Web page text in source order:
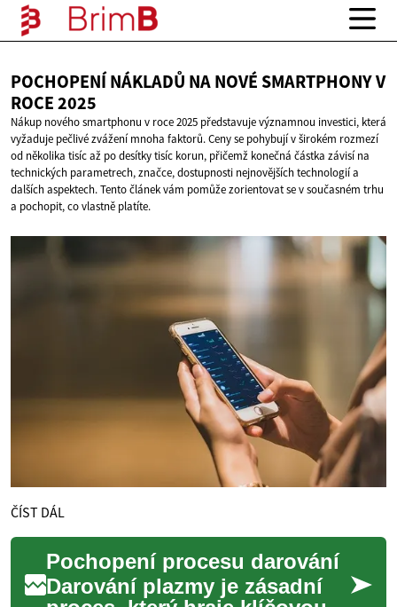
POCHOPENÍ NÁKLADŮ NA NOVÉ SMARTPHONY V
ROCE 2025
Nákup nového smartphonu v roce 2025 představuje významnou investici, která
vyžaduje pečlivé zvážení mnoha faktorů. Ceny se pohybují v širokém rozmezí
od několika tisíc až po desítky tisíc korun, přičemž konečná částka závisí na
technických parametrech, značce, dostupnosti nejnovějších technologií a
dalších aspektech. Tento článek vám pomůže zorientovat se v současném trhu
a pochopit, co vlastně platíte.
ČÍST DÁL
Pochopení procesu darování
Darování plazmy je zásadní